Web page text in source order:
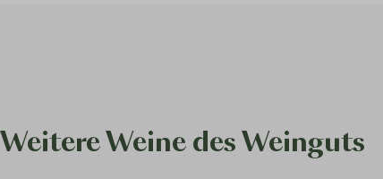
Weitere Weine des Weinguts